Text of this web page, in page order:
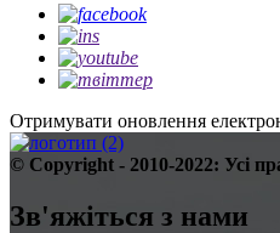
Отримувати оновлення
© Copyright - 2010-2022: Усі
Зв'яжіться з нами